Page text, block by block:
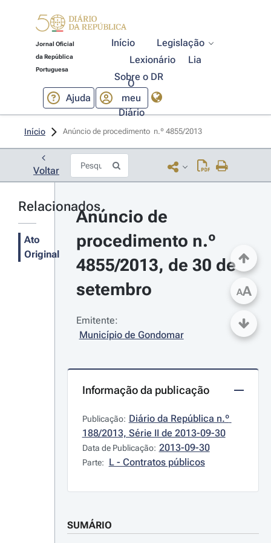
Jornal Oficial
da República
Portuguesa
Início
Legislação
Lexionário
Lia
Sobre o DR
Ajuda
O
meu
Diário
Início Anúncio de procedimento  n.º 4855/2013
Voltar
Relacionados
Ato
Original
Anúncio de
procedimento n.º
4855/2013, de 30 de
setembro
Emitente:
Município de Gondomar
Informação da publicação
Publicação: Diário da República n.º
188/2013, Série II de 2013-09-30
Data de Publicação: 2013-09-30
Parte: L - Contratos públicos
SUMÁRIO
AA